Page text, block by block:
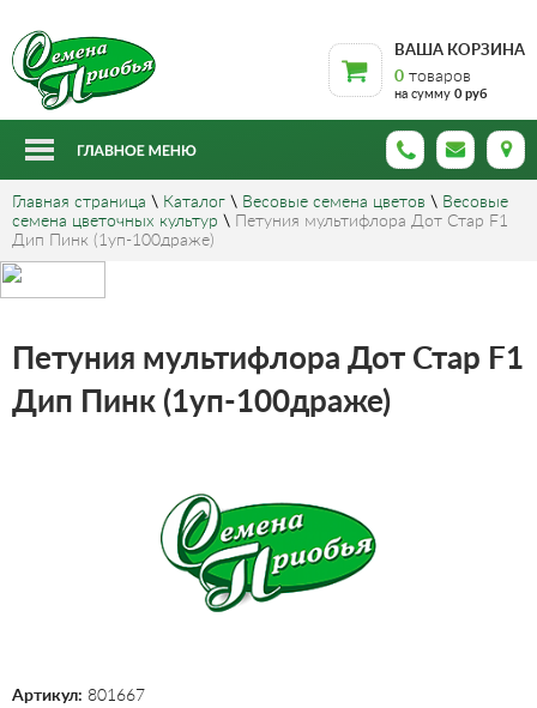
ВАША КОРЗИНА
0 товаров
на сумму 0 руб
Главная страница \ Каталог \ Весовые семена цветов \ Весовые
семена цветочных культур \
Петуния мультифлора Дот Стар F1
Дип Пинк (1уп-100драже)
Петуния мультифлора Дот Стар F1
Дип Пинк (1уп-100драже)
Артикул: 801667